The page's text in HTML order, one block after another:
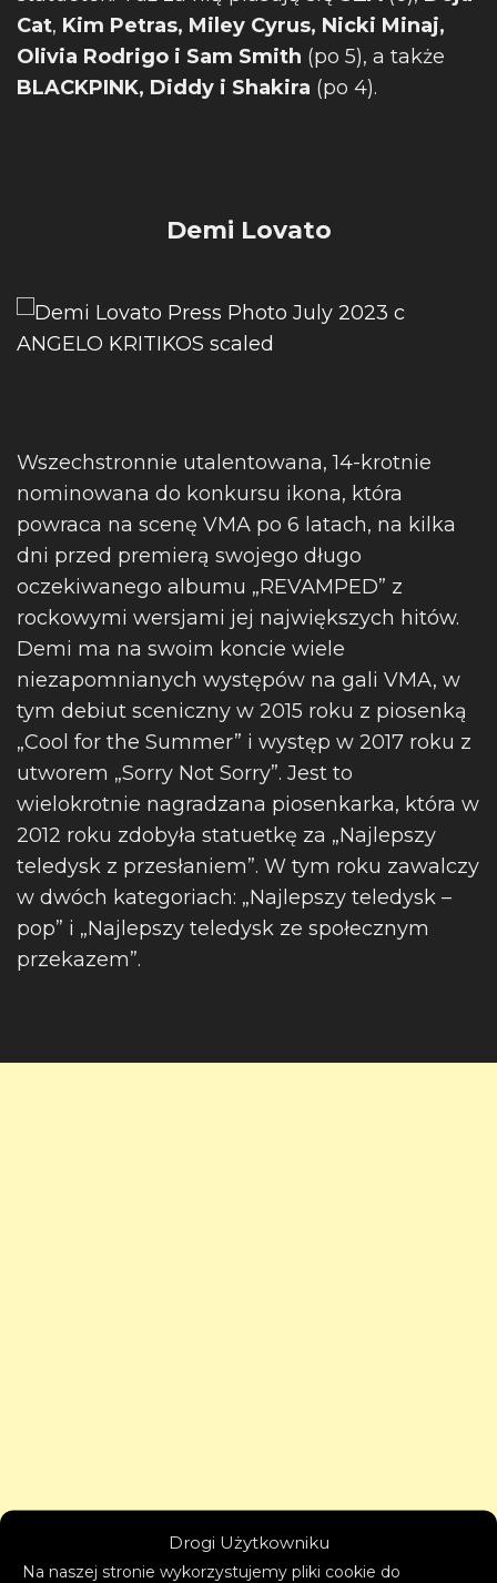
Drogi Użytkowniku
Na naszej stronie wykorzystujemy pliki cookie do
Cat, Kim Petras, Miley Cyrus, Nicki Minaj,
Olivia Rodrigo i Sam Smith (po 5), a także
BLACKPINK, Diddy i Shakira (po 4).
Demi Lovato
Wszechstronnie utalentowana, 14-krotnie
nominowana do konkursu ikona, która
powraca na scenę VMA po 6 latach, na kilka
dni przed premierą swojego długo
oczekiwanego albumu „REVAMPED” z
rockowymi wersjami jej największych hitów.
Demi ma na swoim koncie wiele
niezapomnianych występów na gali VMA, w
tym debiut sceniczny w 2015 roku z piosenką
„Cool for the Summer” i występ w 2017 roku z
utworem „Sorry Not Sorry”. Jest to
wielokrotnie nagradzana piosenkarka, która w
2012 roku zdobyła statuetkę za „Najlepszy
teledysk z przesłaniem”. W tym roku zawalczy
w dwóch kategoriach: „Najlepszy teledysk –
pop” i „Najlepszy teledysk ze społecznym
przekazem”.